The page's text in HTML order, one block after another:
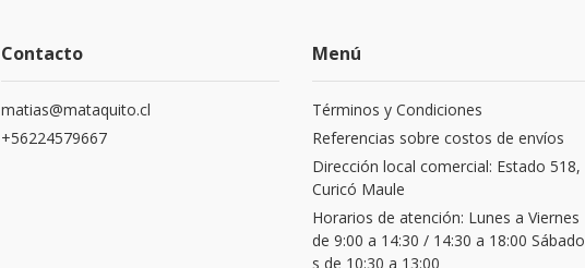
Contacto
matias@mataquito.cl
+56224579667
Menú
Términos y Condiciones
Referencias sobre costos de envíos
Dirección local comercial: Estado 518,
Curicó Maule
Horarios de atención: Lunes a Viernes
de 9:00 a 14:30 / 14:30 a 18:00 Sábado
s de 10:30 a 13:00